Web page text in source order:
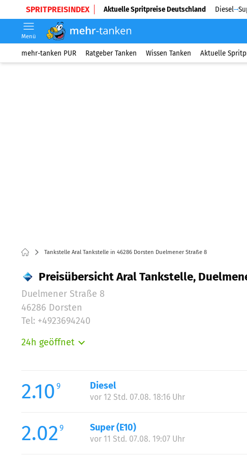
SPRITPREISINDEX Aktuelle Spritpreise Deutschland Diesel
Menü
mehr-tanken PUR Ratgeber Tanken Wissen Tanken Aktuelle
Tankstelle Aral Tankstelle in 46286 Dorsten Duelmener Straße 8
Preisübersicht Aral Tankstelle,
Duelmener Straße 8
46286 Dorsten
Tel: +4923694240
24h geöffnet
Mittwoch:
Donnerstag:
Samstag:
Sonntag:
2.10 9 Diesel
vor 12 Std. 07.08. 18:16 Uhr
2.02 9 Super (E10)
vor 11 Std. 07.08. 19:07 Uhr